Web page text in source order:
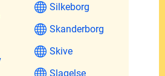
Silkeborg
Skanderborg
Skive
Slagelse